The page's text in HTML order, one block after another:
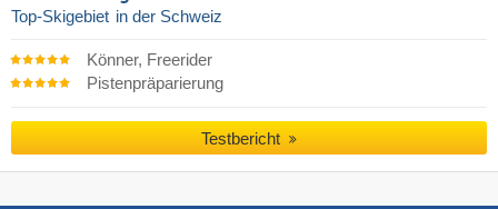
Top-Skigebiet in der Schweiz
Könner, Freerider
Pistenpräparierung
Testbericht